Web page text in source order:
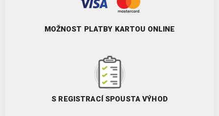
MOŽNOST PLATBY KARTOU ONLINE
S REGISTRACÍ SPOUSTA VÝHOD